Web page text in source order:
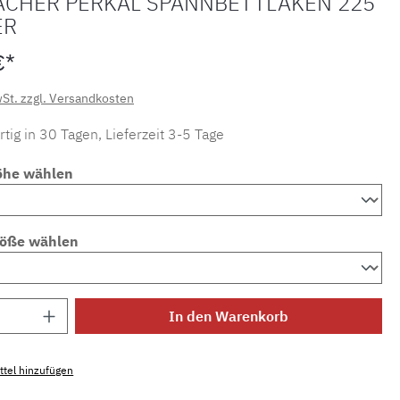
zzgl. Versandkosten
in 30 Tagen, Lieferzeit 3-5 Tage
wählen
wählen
Anzahl: Gib den gewünschten Wert ein
In den Warenkorb
hinzufügen